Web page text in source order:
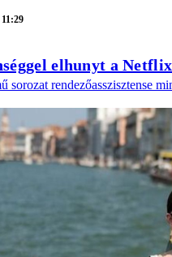
elhunyt a
sorozat rendezőasszisztense